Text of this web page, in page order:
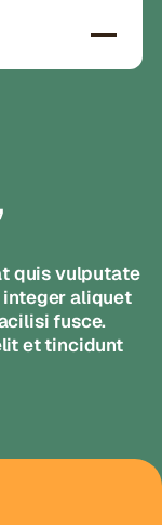
quis vulputate
integer aliquet
fusce.
et tincidunt